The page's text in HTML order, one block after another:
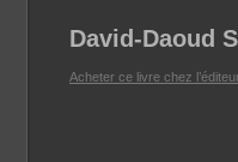
David-Daoud
Acheter ce livre chez